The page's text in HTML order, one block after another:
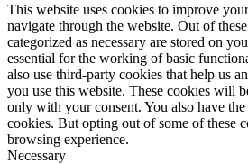
This website uses cookies to improve
navigate through the website. Out of
categorized as necessary are stored on
essential for the working of basic
also use third-party cookies that help us
you use this website. These cookies will
only with your consent. You also have
cookies. But opting out of some of these
browsing experience.
Necessary